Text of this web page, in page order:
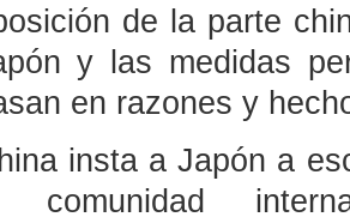
de la parte
y las medidas
en razones y
insta a Japón a
comunidad